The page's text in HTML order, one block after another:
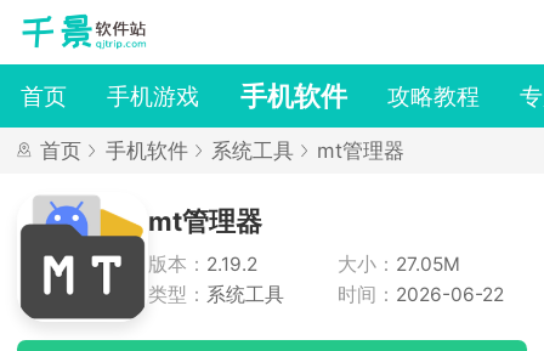
首页 手机游戏 手机软件 攻略教程
首页 手机软件 系统工具 mt管理器
mt管理器
版本： 2.19.2 大小： 27.05M
类型： 系统工具 时间： 2026-06-22